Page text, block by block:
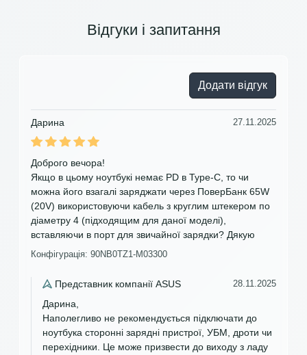
Відгуки і запитання
Додати відгук
Дарина 27.11.2025
Доброго вечора!
Якщо в цьому ноутбукі немає PD в Type-C, то чи
можна його взагалі заряджати через ПоверБанк 65W
(20V) використовуючи кабель з круглим штекером по
діаметру 4 (підходящим для даної моделі),
вставляючи в порт для звичайної зарядки? Дякую
Конфігурація: 90NB0TZ1-M03300
Представник компанії ASUS 28.11.2025
Дарина,
Наполегливо не рекомендується підключати до
ноутбука сторонні зарядні пристрої, УБМ, дроти чи
перехідники. Це може призвести до виходу з ладу